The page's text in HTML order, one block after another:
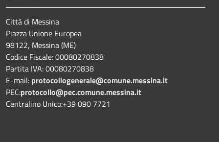
Città di Messina
Piazza Unione Europea
98122, Messina (ME)
Codice Fiscale: 00080270838
Partita IVA: 00080270838
E-mail: protocollogenerale@comune.messina.it
PEC:protocollo@pec.comune.messina.it
Centralino Unico:+39 090 7721